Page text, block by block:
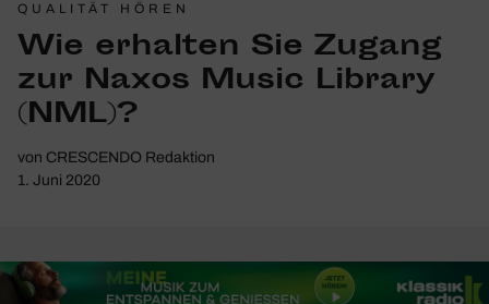
QUALITÄT HÖREN
Wie erhalten Sie Zugang
zur Naxos Music Library
(NML)?
von CRESCENDO Redaktion
1. Juni 2020